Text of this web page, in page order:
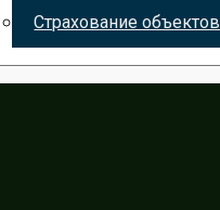
Страхование объектов